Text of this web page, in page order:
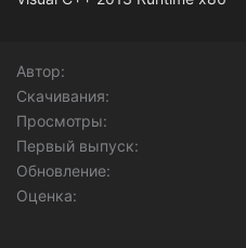
Автор
Скачивания
Просмотры
Первый выпуск
Обновление
Оценка